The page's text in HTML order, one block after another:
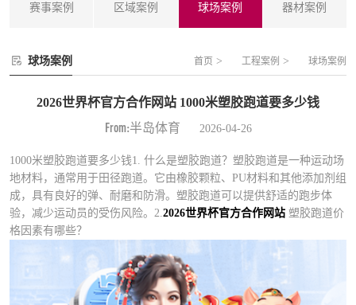
赛事案例 区域案例 球场案例 器材案例
球场案例 首页 > 工程案例 > 球场案例
2026世界杯官方合作网站 1000米塑胶跑道要多少钱
From:半岛体育 2026-04-26
1000米塑胶跑道要多少钱1. 什么是塑胶跑道？塑胶跑道是一种运动场
地材料，通常用于田径跑道。它由橡胶颗粒、PU材料和其他添加剂组
成，具有良好的弹、耐磨和防滑。塑胶跑道可以提供舒适的跑步体
验，减少运动员的受伤风险。2. 2026世界杯官方合作网站 塑胶跑道价
格因素有哪些？